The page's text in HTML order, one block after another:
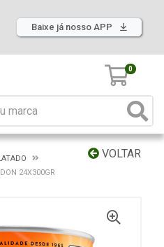
Baixe já nosso APP
0
VOLTAR
24X300GR